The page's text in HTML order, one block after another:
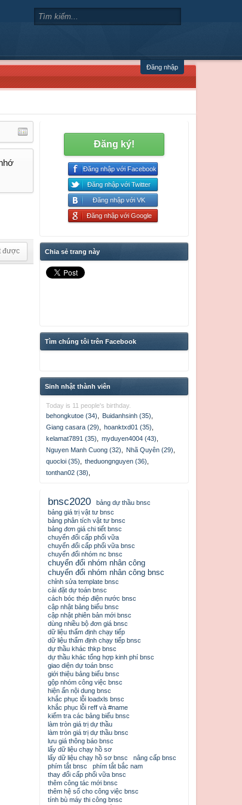
Đăng nhập
được
Đăng ký!
Đăng nhập với Facebook
Đăng nhập với Twitter
Đăng nhập với VK
Đăng nhập với Google
Chia sẻ trang này
Tìm chúng tôi trên Facebook
Sinh nhật thành viên
Today is 11 people's birthday.
behongkutoe (34)
Buidanhsinh (35)
Giang casara (29)
hoanktxd01 (35)
kelamat7891 (35)
myduyen4004 (43)
Nguyen Manh Cuong (32)
Nhã Quyên (29)
quocloi (35)
theduongnguyen (36)
tonthan02 (38)
bnsc2020
bảng dự thầu bnsc
bảng giá trị vật tư bnsc
bảng phân tích vật tư bnsc
bảng đơn giá chi tiết bnsc
chuyển đổi cấp phối vữa
chuyển đổi cấp phối vữa bnsc
chuyển đổi nhóm nc bnsc
chuyển đổi nhóm nhân công
chuyển đổi nhóm nhân công bnsc
chỉnh sửa template bnsc
cài đặt dự toán bnsc
cách bóc thép điện nước bnsc
cập nhật bảng biểu bnsc
cập nhật phiên bản mới bnsc
dùng nhiều bộ đơn giá bnsc
dữ liệu thẩm định chạy tiếp
dữ liệu thẩm định chạy tiếp bnsc
dự thầu khác thkp bnsc
dự thầu khác tổng hợp kinh phí bnsc
giao diện dự toán bnsc
giới thiệu bảng biểu bnsc
gộp nhóm công việc bnsc
hiện ẩn nội dung bnsc
khắc phục lỗi loadxls bnsc
khắc phục lỗi reff và #name
kiểm tra các bảng biểu bnsc
làm tròn giá trị dự thầu
làm tròn giá trị dự thầu bnsc
lưu giá thông báo bnsc
lấy dữ liệu chạy hồ sơ
lấy dữ liệu chạy hồ sơ bnsc
nâng cấp bnsc
phím tắt bnsc
phím tắt bắc nam
thay đổi cấp phối vữa bnsc
thêm công tác mới bnsc
thêm hệ số cho công việc bnsc
tính bù máy thi công bnsc